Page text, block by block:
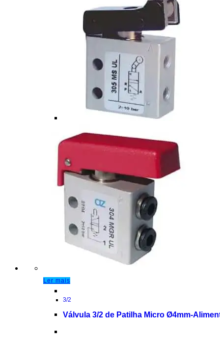
Ler mais
3/2
Válvula 3/2 de Patilha Micro Ø4mm-